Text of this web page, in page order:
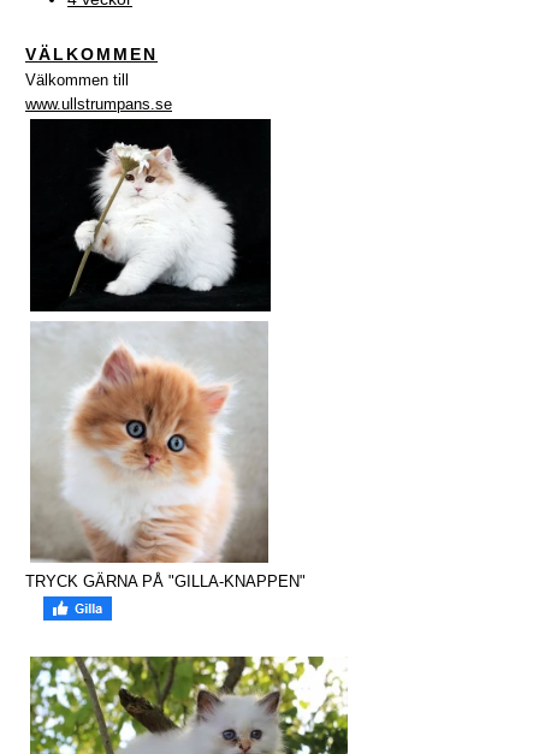
VÄLKOMMEN
Välkommen till
www.ullstrumpans.se
TRYCK GÄRNA PÅ "GILLA-KNAPPEN"